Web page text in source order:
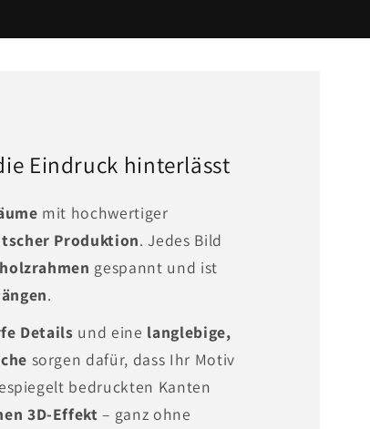
Eindruck hinterlässt
mit hochwertiger
Produktion. Jedes Bild
gespannt und ist
.
Details und eine langlebige,
sorgen dafür, dass Ihr Motiv
bedruckten Kanten
3D-Effekt – ganz ohne